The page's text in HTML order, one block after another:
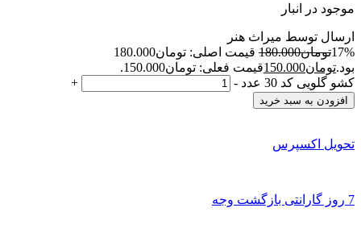
موجود در انبار
ارسال توسط میراث هنر
17%تومان180.000
قیمت اصلی: تومان180.000
بود.تومان150.000قیمت فعلی: تومان150.000.
کشو گلویی کد 30 عدد
-
+
افزودن به سبد خرید
تحویل اکسپرس
7 روز گارانتی بازگشت وجه